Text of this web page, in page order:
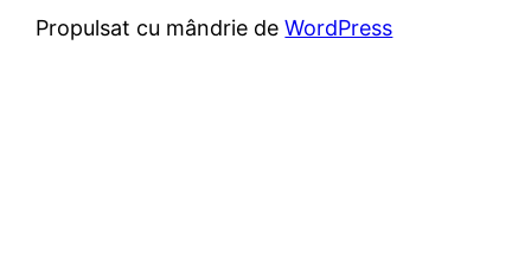
Propulsat cu mândrie deWordPress